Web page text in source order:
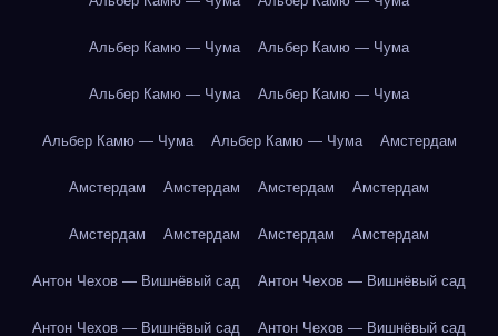
Альбер Камю — Чума Альбер Камю — Чума
Альбер Камю — Чума Альбер Камю — Чума
Альбер Камю — Чума Альбер Камю — Чума Амстердам
Амстердам Амстердам Амстердам Амстердам
Амстердам Амстердам Амстердам Амстердам
Антон Чехов — Вишнёвый сад Антон Чехов — Вишнёвый сад
Антон Чехов — Вишнёвый сад Антон Чехов — Вишнёвый сад